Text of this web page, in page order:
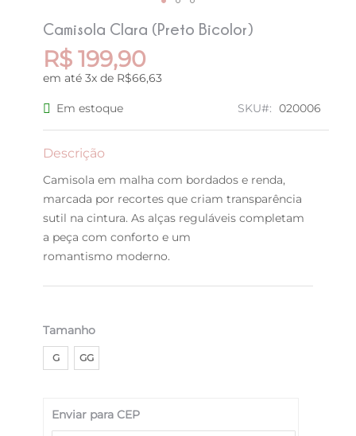
Camisola Clara (Preto Bicolor)
R$ 199,90
em até 3x de R$66,63
Em estoque SKU 020006
Descrição
Camisola em malha com bordados e renda,
marcada por recortes que criam transparência
sutil na cintura. As alças reguláveis completam
a peça com conforto e um
romantismo moderno.
Tamanho
G GG
Enviar para CEP
Saltar
para
o
início
da
de
imagens